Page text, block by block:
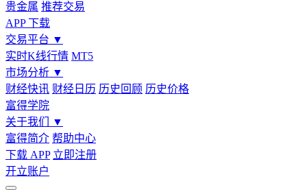
贵金属 推荐交易
APP 下载
交易平台 ▼
实时K线行情 MT5
市场分析 ▼
财经快讯 财经日历 历史回顾 历史价格
富得学院
关于我们
▼
富得简介 帮助中心
下载 APP 立即注册
开立账户